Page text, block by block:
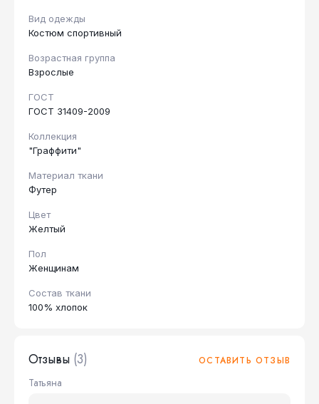
Вид одежды
Костюм спортивный
Возрастная группа
Взрослые
ГОСТ
ГОСТ 31409-2009
Коллекция
"Граффити"
Материал ткани
Футер
Цвет
Желтый
Пол
Женщинам
Состав ткани
100% хлопок
Отзывы (3) ОСТАВИТЬ ОТЗЫВ
Татьяна